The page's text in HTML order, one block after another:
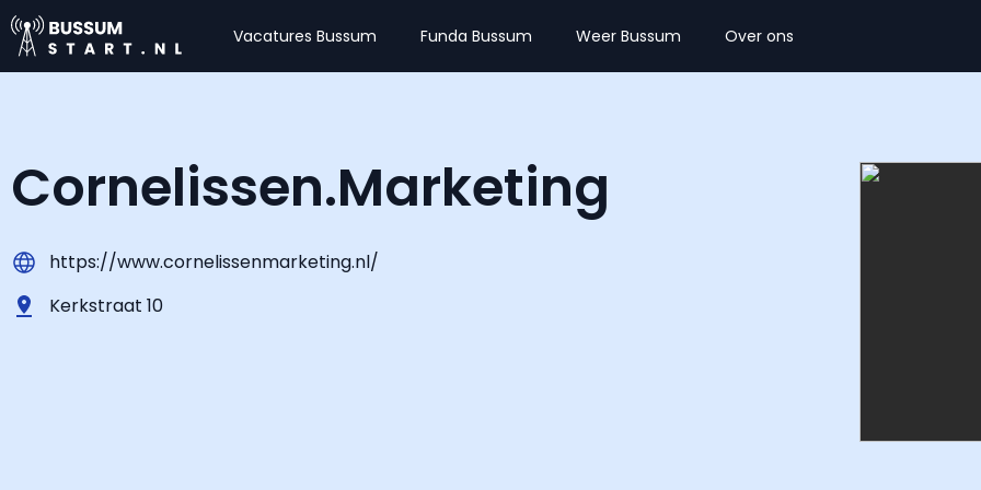
Vacatures Bussum Funda Bussum Weer Bussum Over ons
Cornelissen.Marketing
https://www.cornelissenmarketing.nl/
Kerkstraat 10